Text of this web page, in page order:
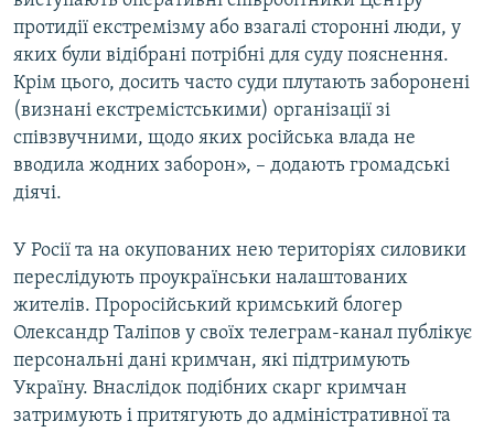
протидії екстремізму або взагалі сторонні люди, у
яких були відібрані потрібні для суду пояснення.
Крім цього, досить часто суди плутають заборонені
(визнані екстремістськими) організації зі
співзвучними, щодо яких російська влада не
вводила жодних заборон», – додають громадські
діячі.
У Росії та на окупованих нею територіях силовики
переслідують проукраїнськи налаштованих
жителів. Проросійський кримський блогер
Олександр Таліпов у своїх телеграм-канал публікує
персональні дані кримчан, які підтримують
Україну. Внаслідок подібних скарг кримчан
затримують і притягують до адміністративної та